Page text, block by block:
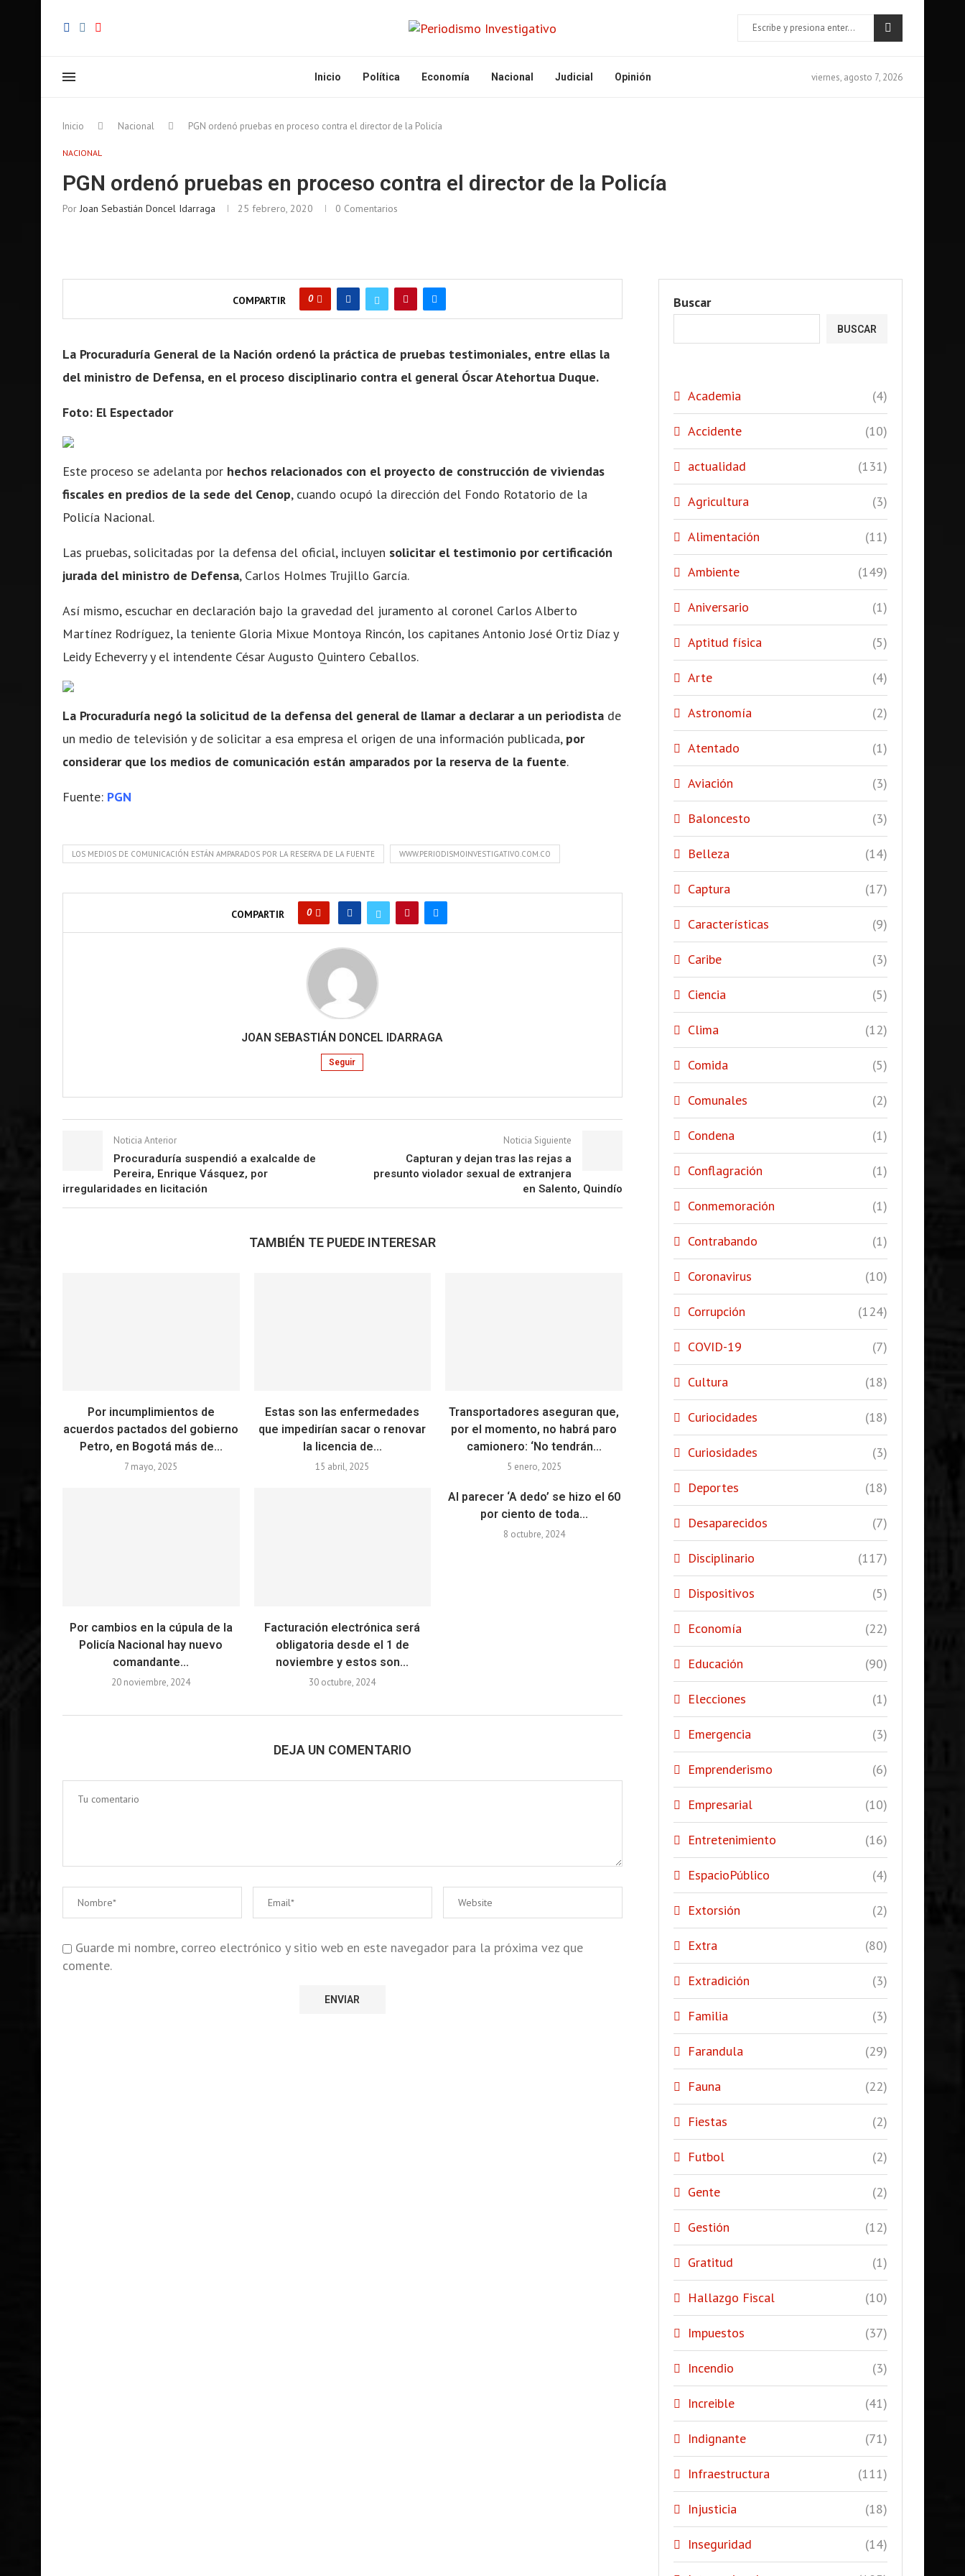
Inicio Política Economía Nacional Judicial Opinión viernes, agosto 7, 2026
Inicio Nacional PGN ordenó pruebas en proceso contra el director de la Policía
NACIONAL
PGN ordenó pruebas en proceso contra el director de la Policía
Por Joan Sebastián Doncel Idarraga 25 febrero, 2020 0 Comentarios
COMPARTIR 0
La Procuraduría General de la Nación ordenó la práctica de pruebas testimoniales, entre ellas la
del ministro de Defensa, en el proceso disciplinario contra el general Óscar Atehortua Duque.
Foto: El Espectador
Este proceso se adelanta por hechos relacionados con el proyecto de construcción de viviendas
fiscales en predios de la sede del Cenop, cuando ocupó la dirección del Fondo Rotatorio de la
Policía Nacional.
Las pruebas, solicitadas por la defensa del oficial, incluyen solicitar el testimonio por certificación
jurada del ministro de Defensa, Carlos Holmes Trujillo García.
Así mismo, escuchar en declaración bajo la gravedad del juramento al coronel Carlos Alberto
Martínez Rodríguez, la teniente Gloria Mixue Montoya Rincón, los capitanes Antonio José Ortiz Díaz y
Leidy Echeverry y el intendente César Augusto Quintero Ceballos.
La Procuraduría negó la solicitud de la defensa del general de llamar a declarar a un periodista de
un medio de televisión y de solicitar a esa empresa el origen de una información publicada, por
considerar que los medios de comunicación están amparados por la reserva de la fuente.
Fuente: PGN
LOS MEDIOS DE COMUNICACIÓN ESTÁN AMPARADOS POR LA RESERVA DE LA FUENTE WWW.PERIODISMOINVESTIGATIVO.COM.CO
COMPARTIR 0
JOAN SEBASTIÁN DONCEL IDARRAGA
Seguir
Noticia Anterior
Procuraduría suspendió a exalcalde de
Pereira, Enrique Vásquez, por
irregularidades en licitación
Noticia Siguiente
Capturan y dejan tras las rejas a
presunto violador sexual de extranjera
en Salento, Quindío
TAMBIÉN TE PUEDE INTERESAR
Por incumplimientos de
acuerdos pactados del gobierno
Petro, en Bogotá más de...
7 mayo, 2025
Estas son las enfermedades
que impedirían sacar o renovar
la licencia de...
15 abril, 2025
Transportadores aseguran que,
por el momento, no habrá paro
camionero: ‘No tendrán...
5 enero, 2025
Por cambios en la cúpula de la
Policía Nacional hay nuevo
comandante...
20 noviembre, 2024
Facturación electrónica será
obligatoria desde el 1 de
noviembre y estos son...
30 octubre, 2024
Al parecer ‘A dedo’ se hizo el 60
por ciento de toda...
8 octubre, 2024
DEJA UN COMENTARIO
Guarde mi nombre, correo electrónico y sitio web en este navegador para la próxima vez que
comente.
Buscar
BUSCAR
Academia (4)
Accidente (10)
actualidad (131)
Agricultura (3)
Alimentación (11)
Ambiente (149)
Aniversario (1)
Aptitud física (5)
Arte (4)
Astronomía (2)
Atentado (1)
Aviación (3)
Baloncesto (3)
Belleza (14)
Captura (17)
Características (9)
Caribe (3)
Ciencia (5)
Clima (12)
Comida (5)
Comunales (2)
Condena (1)
Conflagración (1)
Conmemoración (1)
Contrabando (1)
Coronavirus (10)
Corrupción (124)
COVID-19 (7)
Cultura (18)
Curiocidades (18)
Curiosidades (3)
Deportes (18)
Desaparecidos (7)
Disciplinario (117)
Dispositivos (5)
Economía (22)
Educación (90)
Elecciones (1)
Emergencia (3)
Emprenderismo (6)
Empresarial (10)
Entretenimiento (16)
EspacioPúblico (4)
Extorsión (2)
Extra (80)
Extradición (3)
Familia (3)
Farandula (29)
Fauna (22)
Fiestas (2)
Futbol (2)
Gente (2)
Gestión (12)
Gratitud (1)
Hallazgo Fiscal (10)
Impuestos (37)
Incendio (3)
Increible (41)
Indignante (71)
Infraestructura (111)
Injusticia (18)
Inseguridad (14)